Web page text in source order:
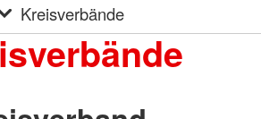
Kreisverbände